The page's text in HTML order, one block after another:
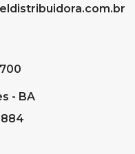
- BA